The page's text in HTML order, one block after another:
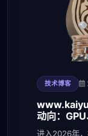
技术博客
动向：
业选购建
进入2026年，